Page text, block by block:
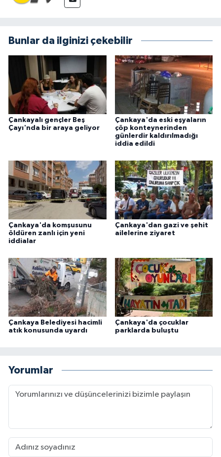
Bunlar da ilginizi çekebilir
Çankayalı gençler Beş
Çayı'nda bir araya geliyor
Çankaya'da eski eşyaların
çöp konteynerinden
günlerdir kaldırılmadığı
iddia edildi
Çankaya'da komşusunu
öldüren zanlı için yeni
iddialar
Çankaya'dan gazi ve şehit
ailelerine ziyaret
Çankaya Belediyesi hacimli
atık konusunda uyardı
Çankaya'da çocuklar
parklarda buluştu
Yorumlar